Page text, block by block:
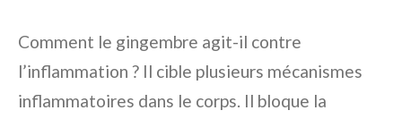
Comment le gingembre agit-il contre
l’inflammation ? Il cible plusieurs mécanismes
inflammatoires dans le corps. Il bloque la